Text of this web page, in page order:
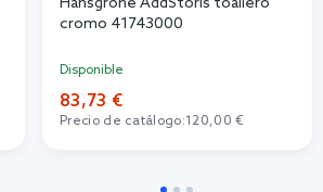
Hansgrohe AddStoris toallero
cromo 41743000
Disponible
83,73 €
Precio de catálogo:120,00 €